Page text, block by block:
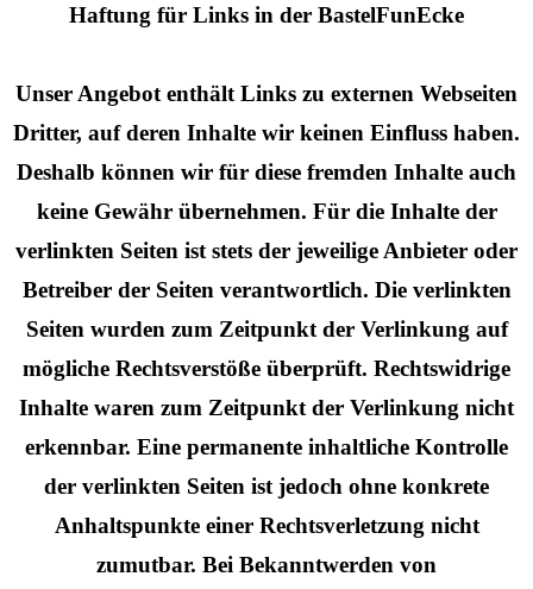
Haftung für Links in der BastelFunEcke
Unser Angebot enthält Links zu externen Webseiten
Dritter, auf deren Inhalte wir keinen Einfluss haben.
Deshalb können wir für diese fremden Inhalte auch
keine Gewähr übernehmen. Für die Inhalte der
verlinkten Seiten ist stets der jeweilige Anbieter oder
Betreiber der Seiten verantwortlich. Die verlinkten
Seiten wurden zum Zeitpunkt der Verlinkung auf
mögliche Rechtsverstöße überprüft. Rechtswidrige
Inhalte waren zum Zeitpunkt der Verlinkung nicht
erkennbar. Eine permanente inhaltliche Kontrolle
der verlinkten Seiten ist jedoch ohne konkrete
Anhaltspunkte einer Rechtsverletzung nicht
zumutbar. Bei Bekanntwerden von